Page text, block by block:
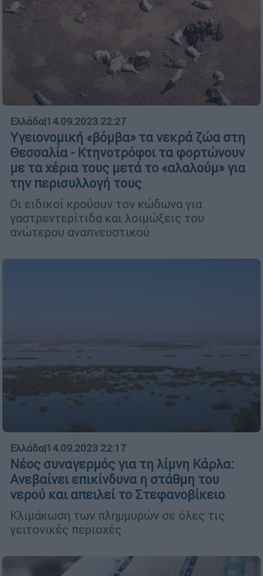
Ελλάδα|14.09.2023 22:27
Υγειονομική «βόμβα» τα νεκρά ζώα στη
Θεσσαλία - Κτηνοτρόφοι τα φορτώνουν
με τα χέρια τους μετά το «αλαλούμ» για
την περισυλλογή τους
Οι ειδικοί κρούουν τον κώδωνα για
γαστρεντερίτιδα και λοιμώξεις του
ανώτερου αναπνευστικού
Ελλάδα|14.09.2023 22:17
Νέος συναγερμός για τη λίμνη Κάρλα:
Ανεβαίνει επικίνδυνα η στάθμη του
νερού και απειλεί το Στεφανοβίκειο
Κλιμάκωση των πλημμυρών σε όλες τις
γειτονικές περιοχές